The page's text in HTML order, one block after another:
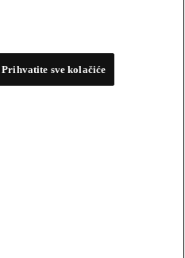
Prihvatite sve kolačiće